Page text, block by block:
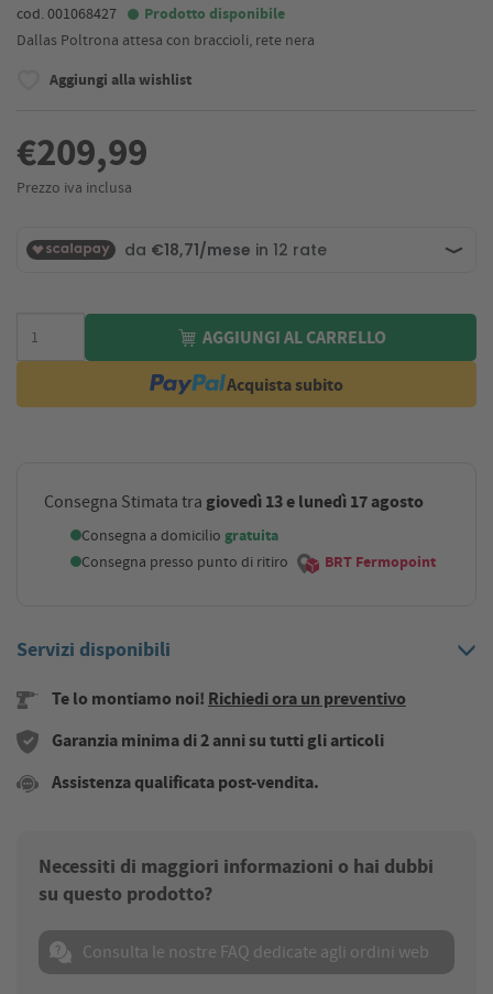
cod. 001068427 Prodotto disponibile
Dallas Poltrona attesa con braccioli, rete nera
Aggiungi alla wishlist
€209,99
Prezzo iva inclusa
AGGIUNGI AL CARRELLO
Acquista subito
Consegna Stimata tra giovedì 13 e lunedì 17 agosto
Consegna a domicilio gratuita
Consegna presso punto di ritiro BRT Fermopoint
Servizi disponibili
Te lo montiamo noi! Richiedi ora un preventivo
Garanzia minima di 2 anni su tutti gli articoli
Assistenza qualificata post-vendita.
Necessiti di maggiori informazioni o hai dubbi
su questo prodotto?
Consulta le nostre FAQ dedicate agli ordini web